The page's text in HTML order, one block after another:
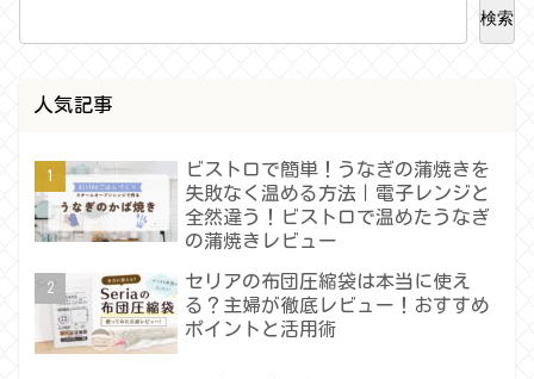
検索
人気記事
ビストロで簡単！うなぎの蒲焼きを
失敗なく温める方法｜電子レンジと
全然違う！ビストロで温めたうなぎ
の蒲焼きレビュー
セリアの布団圧縮袋は本当に使え
る？主婦が徹底レビュー！おすすめ
ポイントと活用術